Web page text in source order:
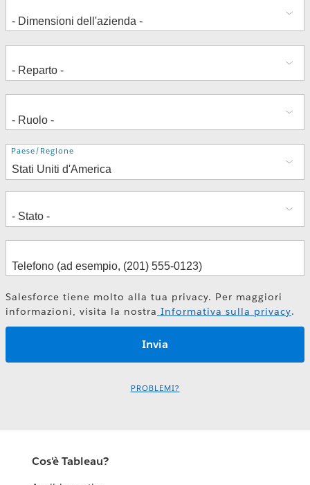
Indirizzo
Paese/Regione
Salesforce tiene molto alla tua privacy. Per maggiori
informazioni, visita la nostra Informativa sulla privacy.
PROBLEMI?
Cos'è Tableau?